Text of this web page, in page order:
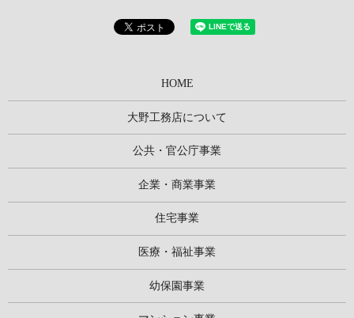
HOME
大野工務店について
公共・官公庁事業
企業・商業事業
住宅事業
医療・福祉事業
幼保園事業